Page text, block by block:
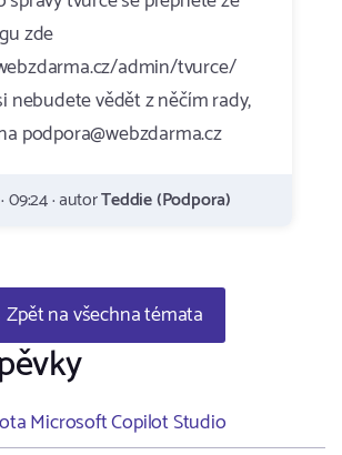
zde
admin/tvurce/
nebudete vědět z něčím rady,
podpora@webzdarma.cz
09:24 · autorTeddie (Podpora)
na všechna témata
Microsoft Copilot Studio